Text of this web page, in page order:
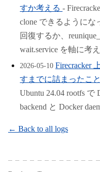
すか考える-
clone できるようにな
回復するか、
wait.service を軸に考
2026-05-10 Firecracker
すまでに詰まったこ
Ubuntu 24.04 rootfs で
backend と Docker
← Back to all logs